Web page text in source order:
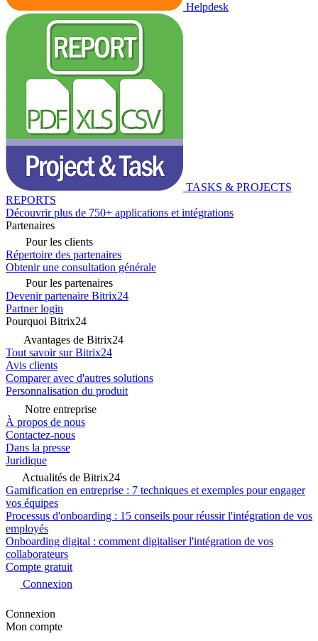
Helpdesk
TASKS & PROJECTS
REPORTS
Découvrir plus de 750+ applications et intégrations
Partenaires
Pour les clients
Répertoire des partenaires
Obtenir une consultation générale
Pour les partenaires
Devenir partenaire Bitrix24
Partner login
Pourquoi Bitrix24
Avantages de Bitrix24
Tout savoir sur Bitrix24
Avis clients
Comparer avec d'autres solutions
Personnalisation du produit
Notre entreprise
À propos de nous
Contactez-nous
Dans la presse
Juridique
Actualités de Bitrix24
Gamification en entreprise : 7 techniques et exemples pour engager
vos équipes
Processus d'onboarding : 15 conseils pour réussir l'intégration de vos
employés
Onboarding digital : comment digitaliser l'intégration de vos
collaborateurs
Compte gratuit
Connexion
Connexion
Mon compte